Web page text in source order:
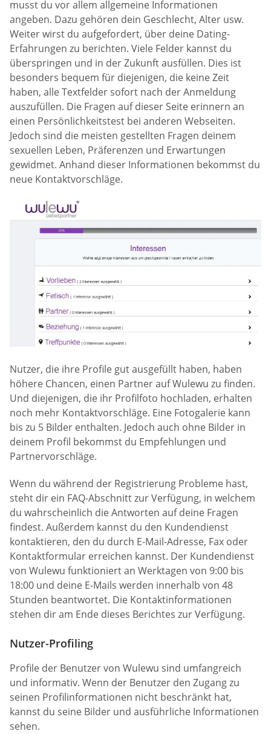
musst du vor allem allgemeine Informationen
angeben. Dazu gehören dein Geschlecht, Alter usw.
Weiter wirst du aufgefordert, über deine Dating-
Erfahrungen zu berichten. Viele Felder kannst du
überspringen und in der Zukunft ausfüllen. Dies ist
besonders bequem für diejenigen, die keine Zeit
haben, alle Textfelder sofort nach der Anmeldung
auszufüllen. Die Fragen auf dieser Seite erinnern an
einen Persönlichkeitstest bei anderen Webseiten.
Jedoch sind die meisten gestellten Fragen deinem
sexuellen Leben, Präferenzen und Erwartungen
gewidmet. Anhand dieser Informationen bekommst du
neue Kontaktvorschläge.
Nutzer, die ihre Profile gut ausgefüllt haben, haben
höhere Chancen, einen Partner auf Wulewu zu finden.
Und diejenigen, die ihr Profilfoto hochladen, erhalten
noch mehr Kontaktvorschläge. Eine Fotogalerie kann
bis zu 5 Bilder enthalten. Jedoch auch ohne Bilder in
deinem Profil bekommst du Empfehlungen und
Partnervorschläge.
Wenn du während der Registrierung Probleme hast,
steht dir ein FAQ-Abschnitt zur Verfügung, in welchem
du wahrscheinlich die Antworten auf deine Fragen
findest. Außerdem kannst du den Kundendienst
kontaktieren, den du durch E-Mail-Adresse, Fax oder
Kontaktformular erreichen kannst. Der Kundendienst
von Wulewu funktioniert an Werktagen von 9:00 bis
18:00 und deine E-Mails werden innerhalb von 48
Stunden beantwortet. Die Kontaktinformationen
stehen dir am Ende dieses Berichtes zur Verfügung.
Nutzer-Profiling
Profile der Benutzer von Wulewu sind umfangreich
und informativ. Wenn der Benutzer den Zugang zu
seinen Profilinformationen nicht beschränkt hat,
kannst du seine Bilder und ausführliche Informationen
sehen.